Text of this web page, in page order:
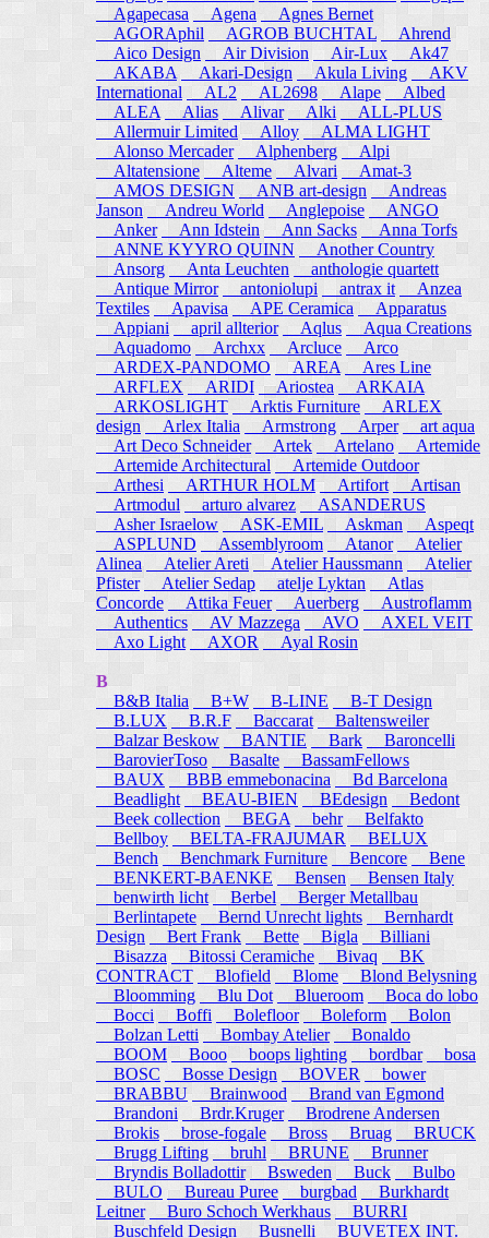
Agapecasa
Agena
Agnes Bernet
AGORAphil
AGROB BUCHTAL
Ahrend
Aico Design
Air Division Air-Lux
Ak47
AKABA
Akari-Design Akula Living
AKV
International
AL2 AL2698 Alape
Albed
ALEA
Alias Alivar Alki
ALL-PLUS
Allermuir Limited
Alloy
ALMA LIGHT
Alonso Mercader
Alphenberg
Alpi
Altatensione
Alteme Alvari
Amat-3
AMOS DESIGN
ANB art-design
Andreas
Janson
Andreu World Anglepoise
ANGO
Anker
Ann Idstein Ann Sacks
Anna Torfs
ANNE KYYRO QUINN
Another Country
Ansorg
Anta Leuchten
anthologie quartett
Antique Mirror
antoniolupi antrax it
Anzea
Textiles
Apavisa APE Ceramica
Apparatus
Appiani
april allterior Aqlus Aqua Creations
Aquadomo
Archxx Arcluce
Arco
ARDEX-PANDOMO
AREA
Ares Line
ARFLEX
ARIDI Ariostea
ARKAIA
ARKOSLIGHT
Arktis Furniture
ARLEX
design
Arlex Italia Armstrong Arper
art aqua
Art Deco Schneider
Artek Artelano
Artemide
Artemide Architectural
Artemide Outdoor
Arthesi
ARTHUR HOLM Artifort
Artisan
Artmodul
arturo alvarez
ASANDERUS
Asher Israelow
ASK-EMIL Askman
Aspeqt
ASPLUND
Assemblyroom Atanor
Atelier
Alinea
Atelier Areti Atelier Haussmann
Atelier
Pfister
Atelier Sedap atelje Lyktan
Atlas
Concorde
Attika Feuer Auerberg
Austroflamm
Authentics
AV Mazzega AVO
AXEL VEIT
Axo Light
AXOR Ayal Rosin
B
B&B Italia
B+W B-LINE
B-T Design
B.LUX
B.R.F Baccarat
Baltensweiler
Balzar Beskow
BANTIE Bark
Baroncelli
BarovierToso
Basalte
BassamFellows
BAUX
BBB emmebonacina
Bd Barcelona
Beadlight
BEAU-BIEN BEdesign
Bedont
Beek collection
BEGA behr
Belfakto
Bellboy
BELTA-FRAJUMAR
BELUX
Bench
Benchmark Furniture Bencore
Bene
BENKERT-BAENKE
Bensen
Bensen Italy
benwirth licht
Berbel
Berger Metallbau
Berlintapete
Bernd Unrecht lights
Bernhardt
Design
Bert Frank Bette Bigla
Billiani
Bisazza
Bitossi Ceramiche Bivaq
BK
CONTRACT
Blofield Blome Blond Belysning
Bloomming
Blu Dot Blueroom
Boca do lobo
Bocci
Boffi Bolefloor Boleform
Bolon
Bolzan Letti
Bombay Atelier
Bonaldo
BOOM
Booo boops lighting bordbar
bosa
BOSC
Bosse Design BOVER
bower
BRABBU
Brainwood
Brand van Egmond
Brandoni
Brdr.Kruger
Brodrene Andersen
Brokis
brose-fogale Bross Bruag
BRUCK
Brugg Lifting
bruhl BRUNE
Brunner
Bryndis Bolladottir
Bsweden Buck
Bulbo
BULO
Bureau Puree burgbad
Burkhardt
Leitner
Buro Schoch Werkhaus
BURRI
Buschfeld Design
Busnelli
BUVETEX INT.